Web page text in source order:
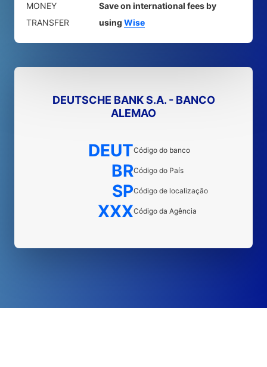
MONEY
TRANSFER
Save on international fees by
using Wise
DEUTSCHE BANK S.A. - BANCO
ALEMAO
DEUTCódigo do banco
BRCódigo do País
SPCódigo de localização
XXXCódigo da Agência